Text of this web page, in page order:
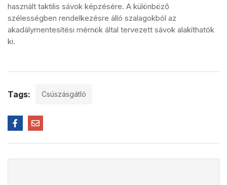
használt taktilis sávok képzésére. A különböző
szélességben rendelkezésre álló szalagokból az
akadálymentesítési mérnök által tervezett sávok alakíthatók
ki.
Tags: Csúszásgátló